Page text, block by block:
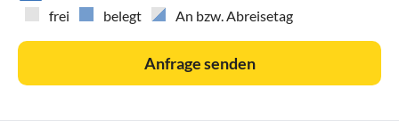
frei
belegt An bzw. Abreisetag
Anfrage senden